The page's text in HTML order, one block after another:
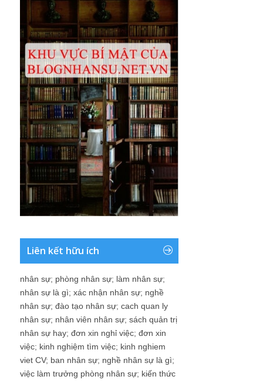
Liên kết hữu ích
nhân sự; phòng nhân sự; làm nhân sự;
nhân sự là gì; xác nhận nhân sự; nghề
nhân sự; đào tạo nhân sự; cach quan ly
nhân sự; nhân viên nhân sự; sách quản trị
nhân sự hay; đơn xin nghỉ việc; đơn xin
việc; kinh nghiệm tìm việc; kinh nghiem
viet CV; ban nhân sự; nghề nhân sự là gì;
việc làm trưởng phòng nhân sự; kiến thức